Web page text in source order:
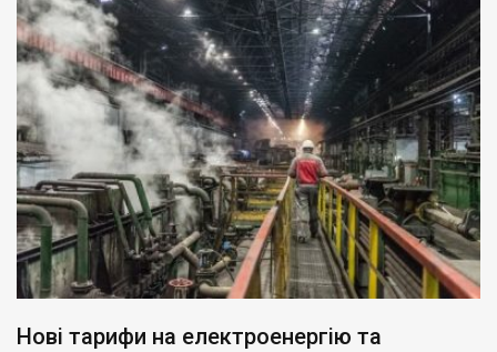
Нові тарифи на електроенергію та